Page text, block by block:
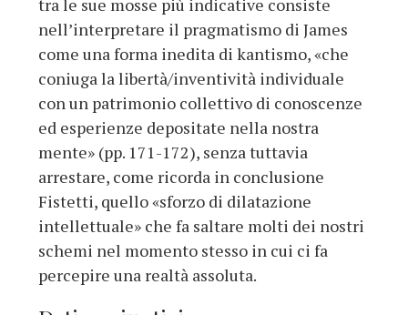
tra le sue mosse più indicative consiste
nell’interpretare il pragmatismo di James
come una forma inedita di kantismo, «che
coniuga la libertà/inventività individuale
con un patrimonio collettivo di conoscenze
ed esperienze depositate nella nostra
mente» (pp. 171-172), senza tuttavia
arrestare, come ricorda in conclusione
Fistetti, quello «sforzo di dilatazione
intellettuale» che fa saltare molti dei nostri
schemi nel momento stesso in cui ci fa
percepire una realtà assoluta.